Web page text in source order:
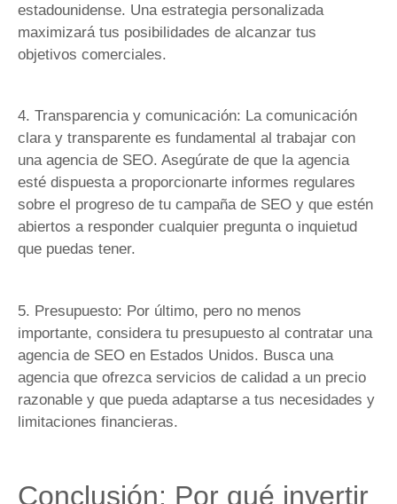
estadounidense. Una estrategia personalizada
maximizará tus posibilidades de alcanzar tus
objetivos comerciales.
4. Transparencia y comunicación: La comunicación
clara y transparente es fundamental al trabajar con
una agencia de SEO. Asegúrate de que la agencia
esté dispuesta a proporcionarte informes regulares
sobre el progreso de tu campaña de SEO y que estén
abiertos a responder cualquier pregunta o inquietud
que puedas tener.
5. Presupuesto: Por último, pero no menos
importante, considera tu presupuesto al contratar una
agencia de SEO en Estados Unidos. Busca una
agencia que ofrezca servicios de calidad a un precio
razonable y que pueda adaptarse a tus necesidades y
limitaciones financieras.
Conclusión: Por qué invertir